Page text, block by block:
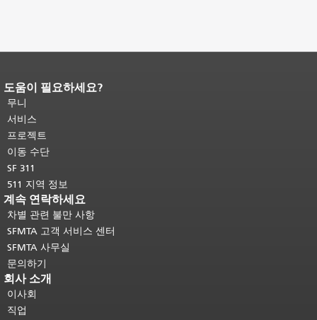
페이지 내용 끝입니다.이 페이지의 나
머지 내용은 모든 페이지에 반복됩니
다.메인 콘텐츠 상단으로 돌아가려면
여기를 클릭하십시오
도움이 필요하세요?
무니
서비스
프로젝트
이동 수단
SF 311
511 지역 정보
계속 연락하세요
차별 관련 불만 사항
SFMTA 고객 서비스 센터
SFMTA 사무실
문의하기
회사 소개
이사회
직업